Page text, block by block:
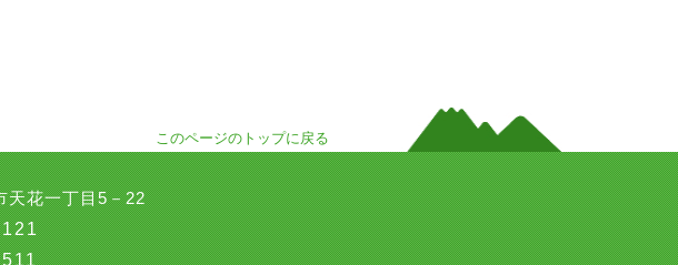
このページのトップに戻る
花一丁目5－22